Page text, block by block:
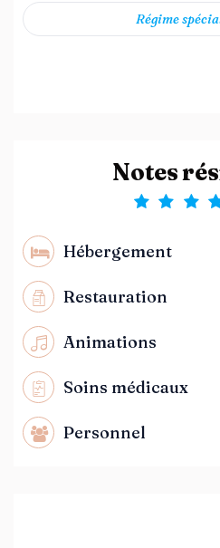
Régime
Notes
Hébergement
Restauration
Animations
Soins médicaux
Personnel